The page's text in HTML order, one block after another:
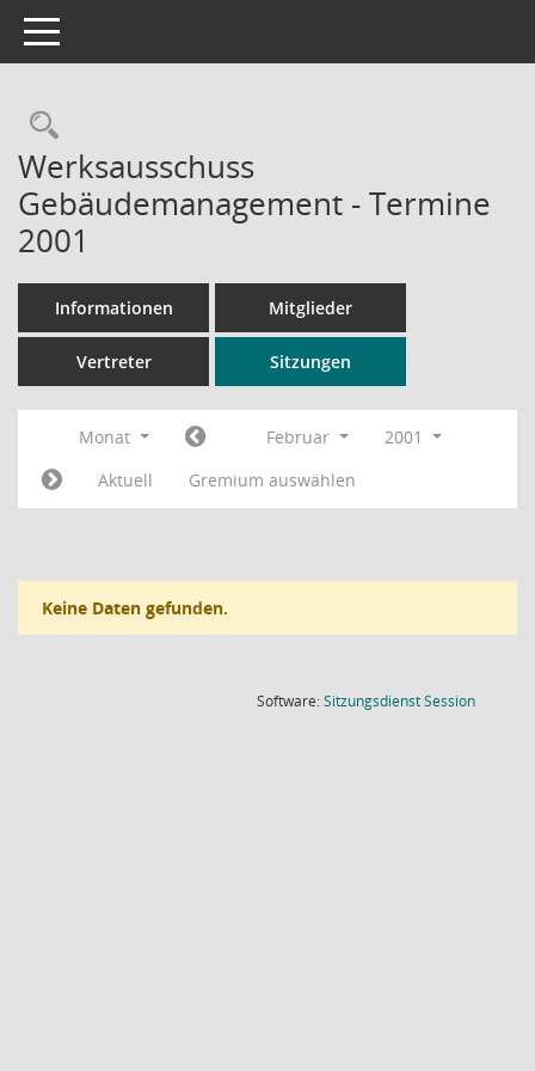
Toggle navigation
Rechercheauswahl
Werksausschuss
Gebäudemanagement - Termine
2001
Informationen Mitglieder
Vertreter Sitzungen
Monat Februar
2001
Aktuell
Gremium auswählen
Keine Daten gefunden.
Software:SitzungsdienstSession(Wird in